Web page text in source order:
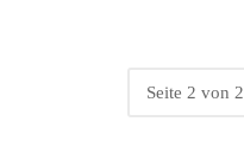
Seite 2 von 2